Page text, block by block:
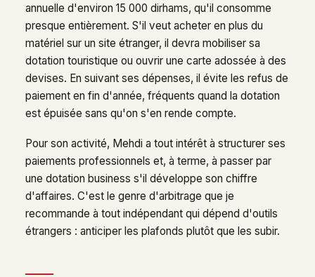
annuelle d'environ 15 000 dirhams, qu'il consomme
presque entièrement. S'il veut acheter en plus du
matériel sur un site étranger, il devra mobiliser sa
dotation touristique ou ouvrir une carte adossée à des
devises. En suivant ses dépenses, il évite les refus de
paiement en fin d'année, fréquents quand la dotation
est épuisée sans qu'on s'en rende compte.
Pour son activité, Mehdi a tout intérêt à structurer ses
paiements professionnels et, à terme, à passer par
une dotation business s'il développe son chiffre
d'affaires. C'est le genre d'arbitrage que je
recommande à tout indépendant qui dépend d'outils
étrangers : anticiper les plafonds plutôt que les subir.